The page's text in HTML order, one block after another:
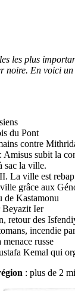
les plus
noire. En voici
du Pont
contre
subit la
sac la ville.
La ville est
grâce aux
de Kastamonu
Beyazit Ier
retour des
incendie
russe
Kemal qui
: plus de 2